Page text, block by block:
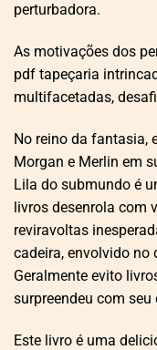
perturbadora.
As motivações dos
pdf tapeçaria
multifacetadas,
No reino da fantasia,
Morgan e Merlin em
Lila do submundo é
livros desenrola com
reviravoltas
cadeira, envolvido no
Geralmente evito
surpreendeu com
Este livro é uma